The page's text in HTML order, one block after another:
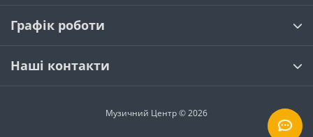
Графік роботи
Наші контакти
Музичний Центр © 2026